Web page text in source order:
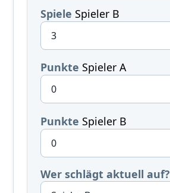
Spiele Spieler B
Punkte Spieler A
Punkte Spieler B
Wer schlägt aktuell auf?